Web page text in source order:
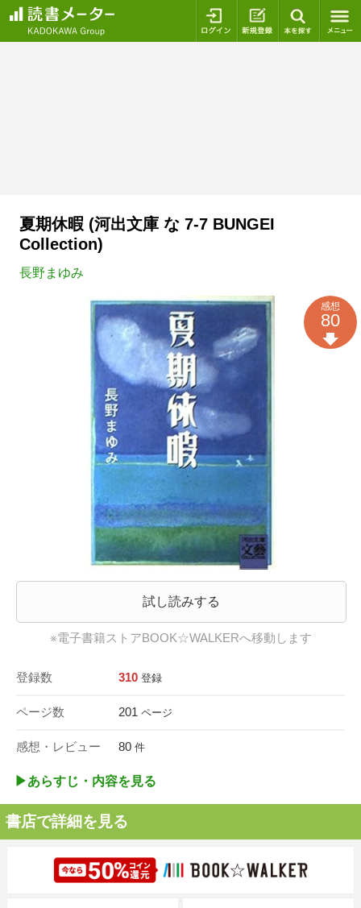
ログイン 新規登録
夏期休暇 (河出文庫 な 7-7 BUNGEI
Collection)
長野まゆみ
試し読みする
※電子書籍ストアBOOK☆WALKERへ移動します
登録数 310 登録
ページ数 201 ページ
感想・レビュー 80 件
感想
80
▶︎あらすじ・内容を見る
書店で詳細を見る